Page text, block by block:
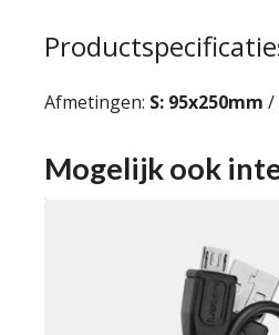
Afmetingen: S: 95x250mm /
Mogelijk ook